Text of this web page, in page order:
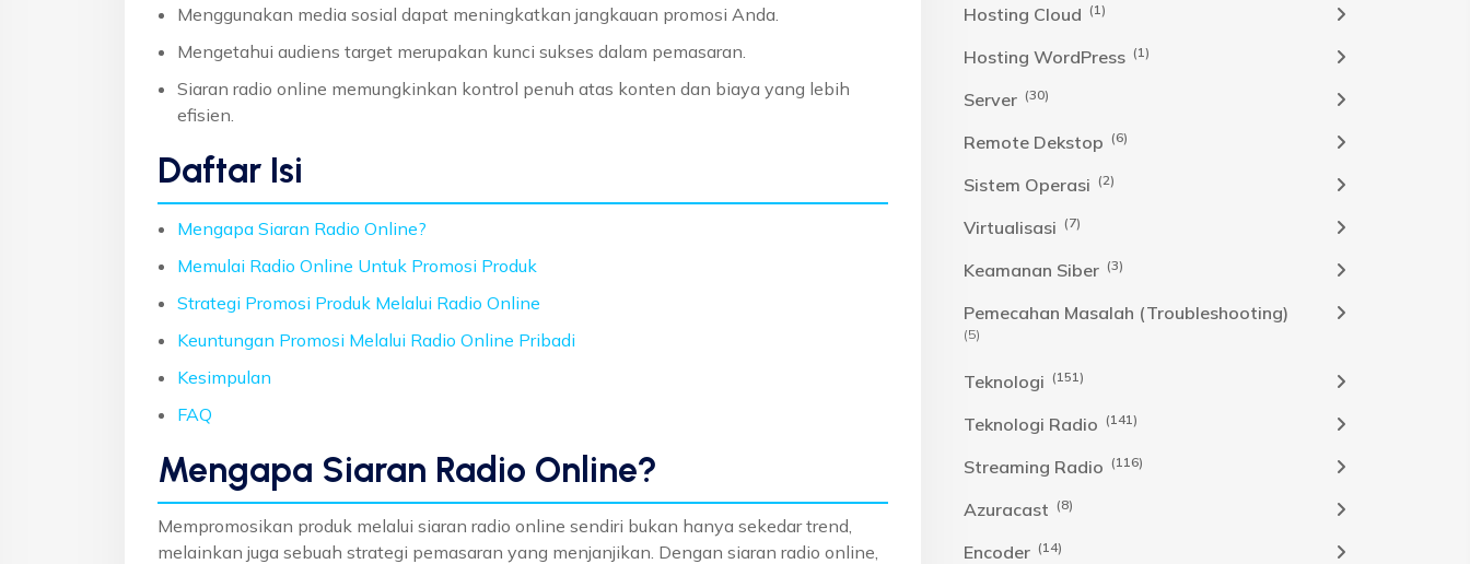
Menggunakan media sosial dapat meningkatkan jangkauan promosi Anda.
Mengetahui audiens target merupakan kunci sukses dalam pemasaran.
Siaran radio online memungkinkan kontrol penuh atas konten dan biaya yang lebih
efisien.
Daftar Isi
Mengapa Siaran Radio Online?
Memulai Radio Online Untuk Promosi Produk
Strategi Promosi Produk Melalui Radio Online
Keuntungan Promosi Melalui Radio Online Pribadi
Kesimpulan
FAQ
Mengapa Siaran Radio Online?
Mempromosikan produk melalui siaran radio online sendiri bukan hanya sekedar trend,
melainkan juga sebuah strategi pemasaran yang menjanjikan. Dengan siaran radio online,
Hosting Cloud (1)
Hosting WordPress (1)
Server (30)
Remote Dekstop (6)
Sistem Operasi (2)
Virtualisasi (7)
Keamanan Siber (3)
Pemecahan Masalah (Troubleshooting)
(5)
Teknologi (151)
Teknologi Radio (141)
Streaming Radio (116)
Azuracast (8)
Encoder (14)